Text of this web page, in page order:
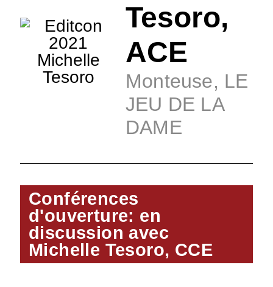
Tesoro,
ACE
Monteuse, LE
JEU DE LA
DAME
Conférences
d'ouverture: en
discussion avec
Michelle Tesoro, CCE